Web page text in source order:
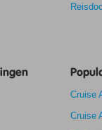
Cruise
Cruise